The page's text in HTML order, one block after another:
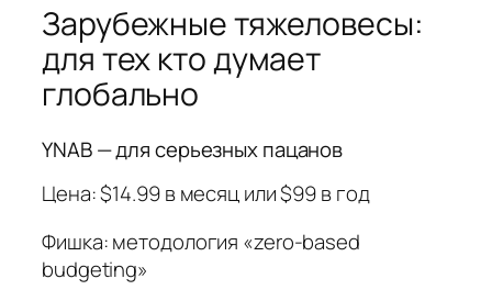
Зарубежные тяжеловесы:
для тех кто думает
глобально
YNAB — для серьезных пацанов
Цена: $14.99 в месяц или $99 в год
Фишка: методология «zero-based
budgeting»